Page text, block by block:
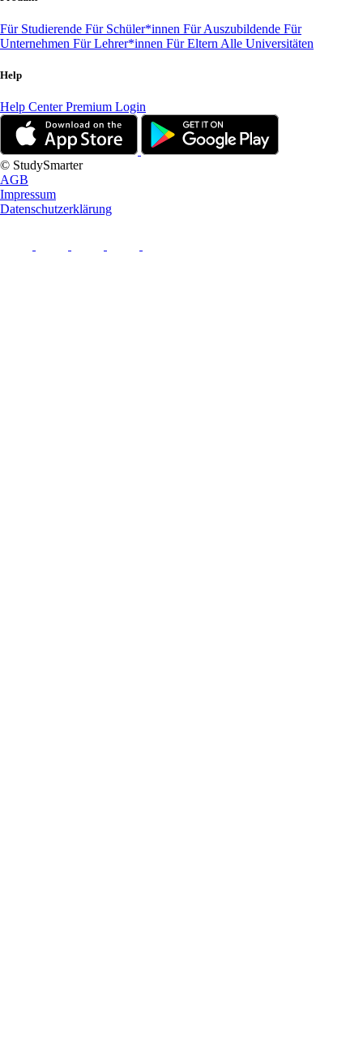
Für Studierende Für Schüler*innen Für Auszubildende Für
Unternehmen Für Lehrer*innen Für Eltern Alle Universitäten
Help
Help CenterPremium Login
© StudySmarter
AGB
Impressum
Datenschutzerklärung